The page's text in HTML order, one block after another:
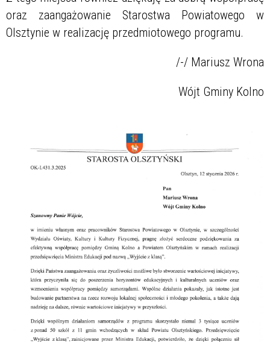
oraz zaangażowanie Starostwa Powiatowego w
Olsztynie w realizację przedmiotowego programu.
/-/ Mariusz Wrona
Wójt Gminy Kolno